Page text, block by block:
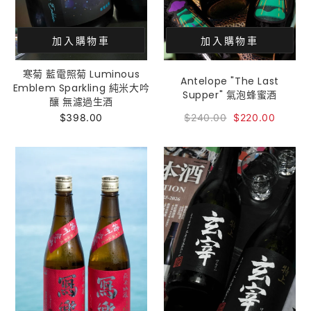
加入購物車
寒菊 藍電照菊 Luminous
Emblem Sparkling 純米大吟
釀 無濾過生酒
$398.00
加入購物車
Antelope "The Last
Supper" 氣泡蜂蜜酒
$240.00 $220.00